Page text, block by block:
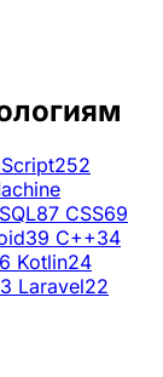
252
87 CSS69
39 C++34
Kotlin24
Laravel22